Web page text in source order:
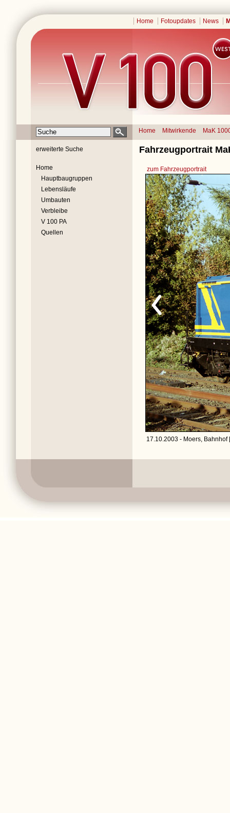
Home Fotoupdates News
Home Mitwirkende MaK
erweiterte Suche
Home
Hauptbaugruppen
Lebensläufe
Umbauten
Verbleibe
V 100 PA
Quellen
Fahrzeugportrait
zum Fahrzeugportrait
17.10.2003 - Moers, Bahnhof